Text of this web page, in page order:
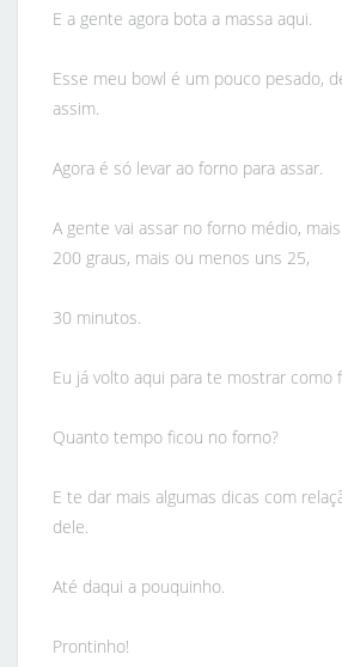
E a gente agora bota a massa aqui.
Esse meu bowl é um pouco pesado,
assim.
Agora é só levar ao forno para assar.
A gente vai assar no forno médio,
200 graus, mais ou menos uns 25,
30 minutos.
Eu já volto aqui para te mostrar como
Quanto tempo ficou no forno?
E te dar mais algumas dicas com
dele.
Até daqui a pouquinho.
Prontinho!